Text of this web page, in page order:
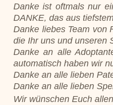
Danke ist oftmals nur
DANKE, das aus
Danke liebes Team von
die Ihr uns und unseren
Danke an alle
automatisch haben wir
Danke an alle lieben
Danke an alle lieben
Wir wünschen Euch